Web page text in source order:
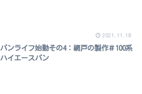
2021.11.18
バンライフ始動その4：網戸の製作＃100系
ハイエースバン